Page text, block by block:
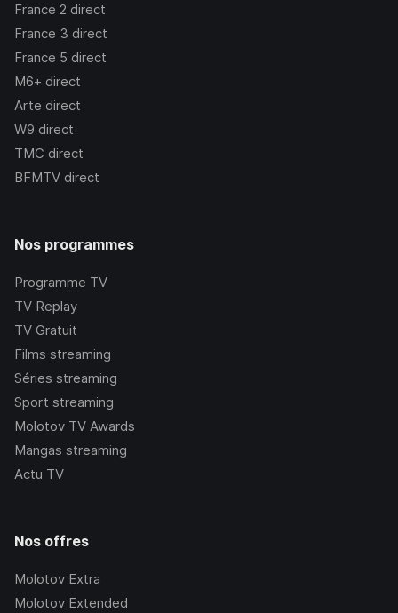
France 2 direct
France 3 direct
France 5 direct
M6+ direct
Arte direct
W9 direct
TMC direct
BFMTV direct
Nos programmes
Programme TV
TV Replay
TV Gratuit
Films streaming
Séries streaming
Sport streaming
Molotov TV Awards
Mangas streaming
Actu TV
Nos offres
Molotov Extra
Molotov Extended